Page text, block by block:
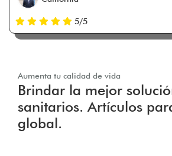
5/5
Aumenta tu calidad de vida
Brindar la mejor
sanitarios. Artículos
global.